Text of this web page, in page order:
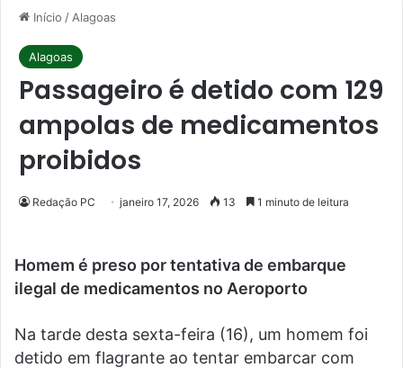
Início / Alagoas
Alagoas
Passageiro é detido com 129
ampolas de medicamentos
proibidos
Redação PC janeiro 17, 2026 13 1 minuto de leitura
Homem é preso por tentativa de embarque
ilegal de medicamentos no Aeroporto
Na tarde desta sexta-feira (16), um homem foi
detido em flagrante ao tentar embarcar com